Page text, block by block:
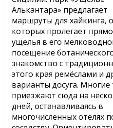
Алькантара» предлагает
маршруты для хайкинга,
которых пролегает
ущелья в его
посещение
знакомство с
этого края ремёслами и
варианты досуга. Многие
приезжают сюда на
дней, останавливаясь в
многочисленных отелях